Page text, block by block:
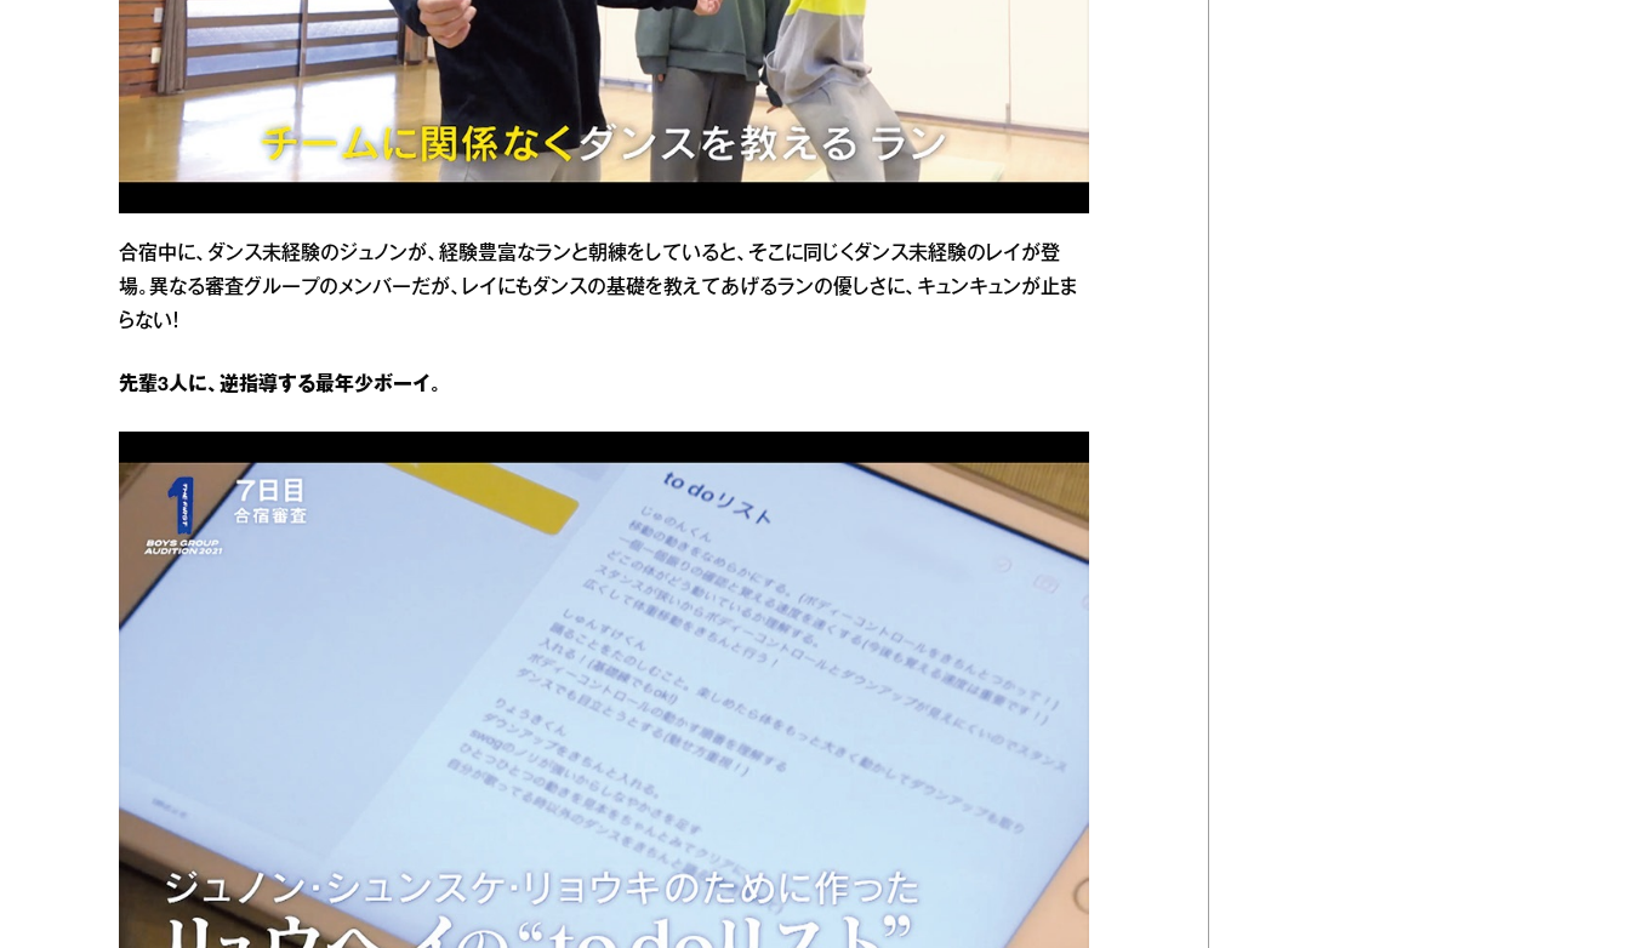
合宿中に、ダンス未経験のジュノンが、経験豊富なランと朝練をしていると、そこに同じくダンス未経験のレイが登
場。異なる審査グループのメンバーだが、レイにもダンスの基礎を教えてあげるランの優しさに、キュンキュンが止ま
らない！
先輩3人に、逆指導する最年少ボーイ。